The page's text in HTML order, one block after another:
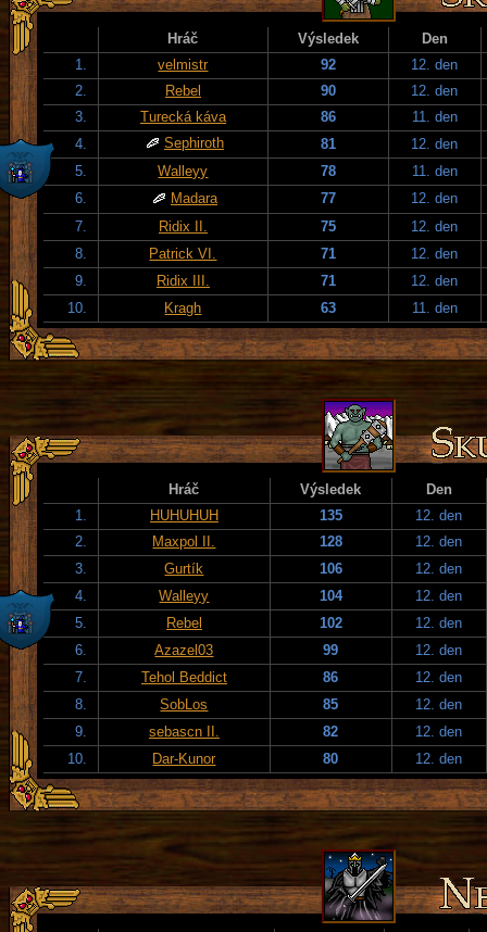
Hráč Výsledek
Den
1.
velmistr 92
12. den
2.
Rebel 90
12. den
3.
Turecká káva 86
11. den
4.
Sephiroth 81
12. den
5.
Walleyy 78
11. den
6.
Madara 77
12. den
7.
Ridix II. 75
12. den
8.
Patrick VI. 71
12. den
9.
Ridix III. 71
12. den
10.
Kragh 63 11. den
Hráč Výsledek
Den
1.
HUHUHUH 135
12. den
2.
Maxpol II. 128
12. den
3.
Gurtík 106
12. den
4.
Walleyy 104
12. den
5.
Rebel 102
12. den
6.
Azazel03 99
12. den
7.
Tehol Beddict 86
12. den
8.
SobLos 85
12. den
9.
sebascn II. 82
12. den
10.
Dar-Kunor 80 12. den